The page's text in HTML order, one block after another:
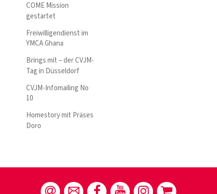
COME Mission
gestartet
Freiwilligendienst im
YMCA Ghana
Brings mit – der CVJM-
Tag in Düsseldorf
CVJM-Infomailing No
10
Homestory mit Präses
Doro